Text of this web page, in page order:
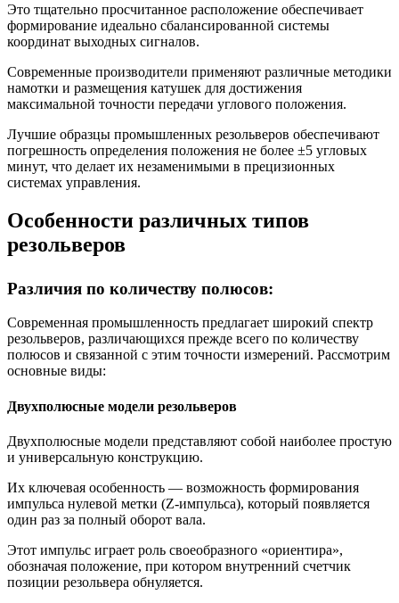
Это тщательно просчитанное расположение обеспечивает
формирование идеально сбалансированной системы
координат выходных сигналов.
Современные производители применяют различные методики
намотки и размещения катушек для достижения
максимальной точности передачи углового положения.
Лучшие образцы промышленных резольверов обеспечивают
погрешность определения положения не более ±5 угловых
минут, что делает их незаменимыми в прецизионных
системах управления.
Особенности различных типов
резольверов
Различия по количеству полюсов:
Современная промышленность предлагает широкий спектр
резольверов, различающихся прежде всего по количеству
полюсов и связанной с этим точности измерений. Рассмотрим
основные виды:
Двухполюсные модели резольверов
Двухполюсные модели представляют собой наиболее простую
и универсальную конструкцию.
Их ключевая особенность — возможность формирования
импульса нулевой метки (Z-импульса), который появляется
один раз за полный оборот вала.
Этот импульс играет роль своеобразного «ориентира»,
обозначая положение, при котором внутренний счетчик
позиции резольвера обнуляется.